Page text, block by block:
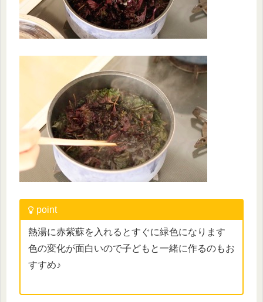
point
熱湯に赤紫蘇を入れるとすぐに緑色になります
色の変化が面白いので子どもと一緒に作るのもお
すすめ♪